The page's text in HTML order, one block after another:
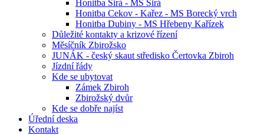
Honitba Sirá - MS Sirá
Honitba Cekov - Kařez - MS Borecký vrch
Honitba Dubiny - MS Hřebeny Kařízek
Důležité kontakty a krizové řízení
Měsíčník Zbirožsko
JUNÁK - český skaut středisko Čertovka Zbiroh
Jízdní řády
Kde se ubytovat
Zámek Zbiroh
Zbirožský dvůr
Kde se dobře najíst
Úřední deska
Kontakt